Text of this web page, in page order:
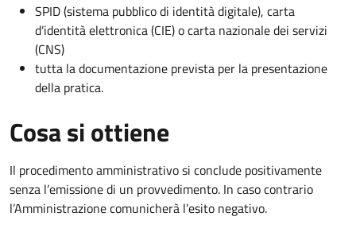
SPID (sistema pubblico di identità digitale), carta
d’identità elettronica (CIE) o carta nazionale dei servizi
(CNS)
tutta la documentazione prevista per la presentazione
della pratica.
Cosa si ottiene
Il procedimento amministrativo si conclude positivamente
senza l’emissione di un provvedimento. In caso contrario
l’Amministrazione comunicherà l’esito negativo.